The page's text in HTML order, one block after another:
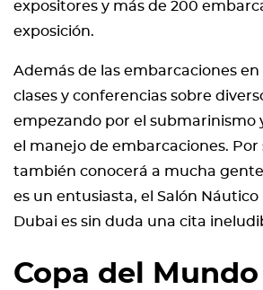
expositores y más de 200
exposición.
Además de las embarcaciones en
clases y conferencias sobre
empezando por el submarinismo
el manejo de embarcaciones. Por
también conocerá a mucha
es un entusiasta, el Salón
Dubai es sin duda una cita
Copa del